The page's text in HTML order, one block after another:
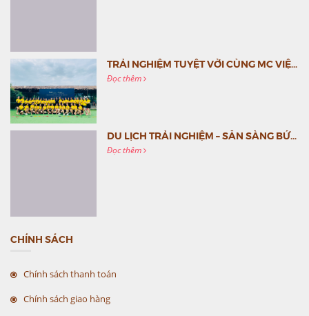
TRẢI NGHIỆM TUYỆT VỜI CÙNG MC VIỆT NAM
Đọc thêm
DU LỊCH TRẢI NGHIỆM – SẴN SÀNG BỨT PHÁ CÙNG MC VIỆT NAM
Đọc thêm
CHÍNH SÁCH
Chính sách thanh toán
Chính sách giao hàng